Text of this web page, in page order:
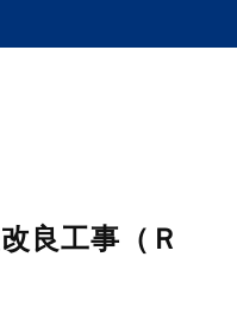
良工事（Ｒ